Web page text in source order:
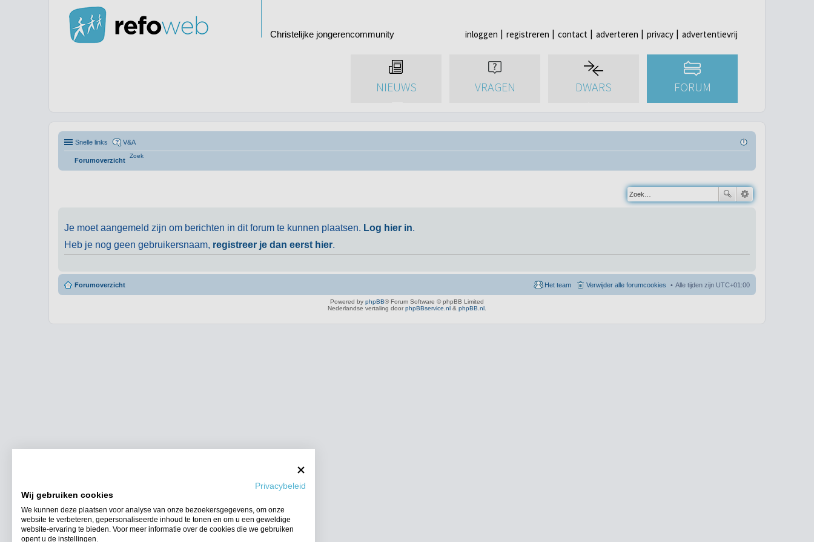
Christelijke jongerencommunity inloggen registreren contact adverteren privacy advertentievrij
NIEUWS VRAGEN DWARS FORUM
Snelle links V&A
Forumoverzicht
Zoek
Je moet aangemeld zijn om berichten in dit forum te kunnen plaatsen. Log hier in.
Heb je nog geen gebruikersnaam, registreer je dan eerst hier.
Forumoverzicht Alle tijden zijn UTC+01:00
Verwijder alle forumcookies
Het team
Powered by phpBB® Forum Software © phpBB Limited
Nederlandse vertaling door phpBBservice.nl & phpBB.nl
Privacybeleid
Wij gebruiken cookies
We kunnen deze plaatsen voor analyse van onze bezoekersgegevens, om onze
website te verbeteren, gepersonaliseerde inhoud te tonen en om u een geweldige
website-ervaring te bieden. Voor meer informatie over de cookies die we gebruiken
opent u de instellingen.